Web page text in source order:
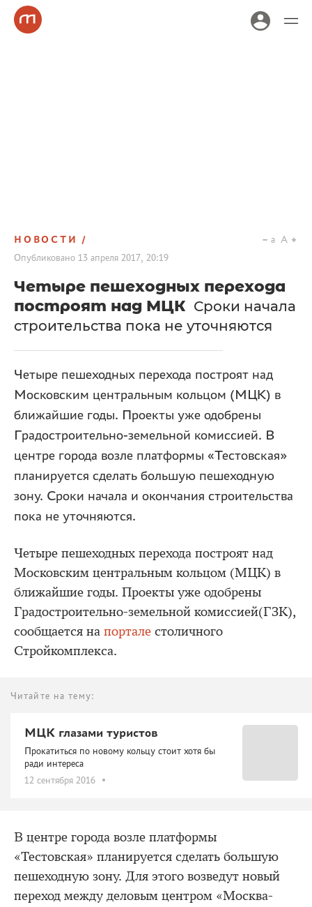
НОВОСТИ
Опубликовано 13 апреля 2017, 20:19
a A
Четыре пешеходных перехода
построят над МЦК Сроки начала
строительства пока не уточняются
Четыре пешеходных перехода построят над
Московским центральным кольцом (МЦК) в
ближайшие годы. Проекты уже одобрены
Градостроительно-земельной комиссией. В
центре города возле платформы «Тестовская»
планируется сделать большую пешеходную
зону. Сроки начала и окончания строительства
пока не уточняются.
Четыре пешеходных перехода построят над
Московским центральным кольцом (МЦК) в
ближайшие годы. Проекты уже одобрены
Градостроительно-земельной комиссией(ГЗК),
сообщается на портале столичного
Стройкомплекса.
Читайте на тему:
МЦК глазами туристов
Прокатиться по новому кольцу стоит хотя бы
ради интереса
12 сентября 2016
В центре города возле платформы
«Тестовская» планируется сделать большую
пешеходную зону. Для этого возведут новый
переход между деловым центром «Москва-